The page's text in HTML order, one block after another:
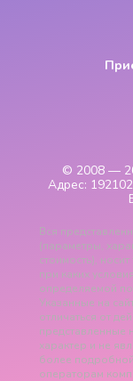
© 2008 —
Адрес:
Вся
(параметры,
стоимость),
при каких
определяемой
Указанные на
отличаться от
представленные
характер и не
более
операторам